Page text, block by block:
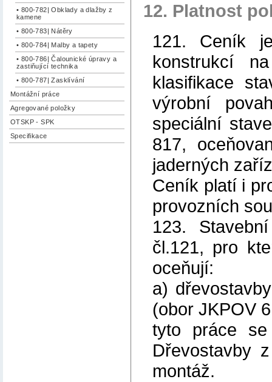
• 800-782| Obklady a dlažby z
kamene
• 800-783| Nátěry
• 800-784| Malby a tapety
• 800-786| Čalounické úpravy a
zastiňující technika
• 800-787| Zasklívání
Montážní práce
Agregované položky
OTSKP - SPK
Specifikace
12. Platnost
121. Ceník
konstrukcí
klasifikace
výrobní
speciální
817,
jaderných
Ceník platí i
provozních
123.
čl.121, pro
oceňují:
a)
(obor JKPOV
tyto práce se
Dřevostavby
montáž.